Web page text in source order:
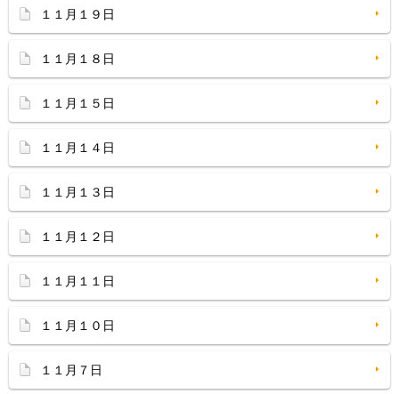
１１月１９日
１１月１８日
１１月１５日
１１月１４日
１１月１３日
１１月１２日
１１月１１日
１１月１０日
１１月７日